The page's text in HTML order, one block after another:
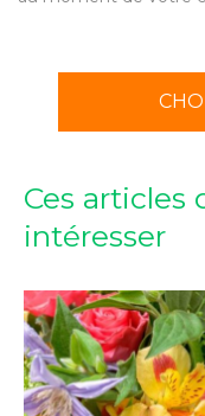
Ces articles
intéresser